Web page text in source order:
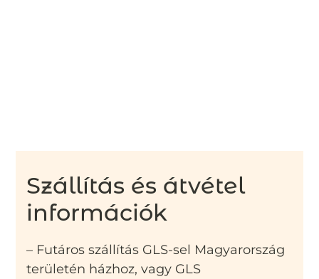
Szállítás és átvétel
információk
– Futáros szállítás GLS-sel Magyarország
területén házhoz, vagy GLS